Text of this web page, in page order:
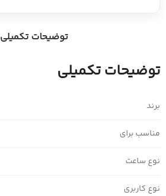
توضیحات تکمیلی
توضیحات تکمیلی
برند
مناسب برای
نوع ساعت
نوع کاربری